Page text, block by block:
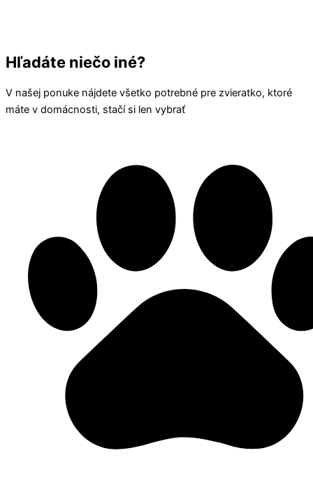
Hľadáte niečo iné?
V našej ponuke nájdete všetko potrebné pre zvieratko, ktoré
máte v domácnosti, stačí si len vybrať